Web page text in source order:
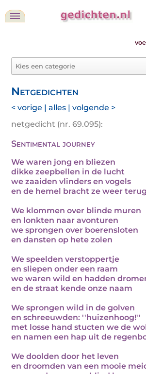
Netgedichten
< vorige | alles | volgende >
netgedicht (nr. 69.095):
Sentimental journey
We waren jong en bliezen
dikke zeepbellen in de lucht
we zaaiden vlinders en vogels
en de hemel bracht ze weer terug
We klommen over blinde muren
en lonkten naar avonturen
we sprongen over boerensloten
en dansten op hete zolen
We speelden verstoppertje
en sliepen onder een raam
we waren wild en hadden
en de straat kende onze naam
We sprongen wild in de golven
en schreeuwden: ''huizenhoog!''
met losse hand stucten we de
en namen een hap uit de
We doolden door het leven
en droomden van een mooie